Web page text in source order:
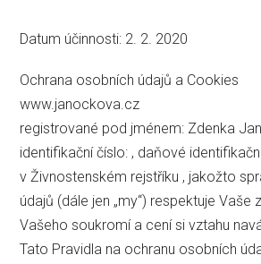
Datum účinnosti: 2. 2. 2020
Ochrana osobních údajů a Cookies
www.janockova.cz
registrované pod jménem: Zdenka
identifikační číslo: , daňové
v Živnostenském rejstříku , jakožto
údajů (dále jen „my“) respektuje Vaše
Vašeho soukromí a cení si vztahu
Tato Pravidla na ochranu osobních